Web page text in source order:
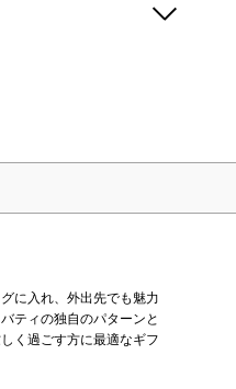
に入れ、外出先でも魅力
ティの独自のパターンと
く過ごす方に最適なギフ